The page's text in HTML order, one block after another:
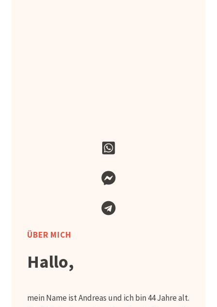
ÜBER MICH
Hallo,
mein Name ist Andreas und ich bin 44 Jahre alt.